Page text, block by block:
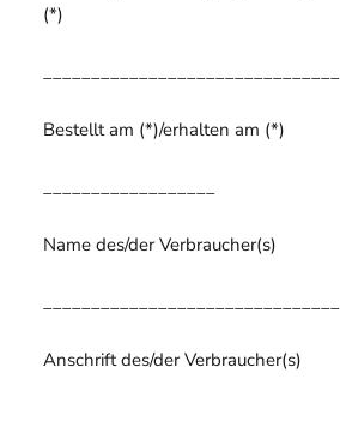
(*)
Bestellt am (*)/erhalten am (*)
Name des/der Verbraucher(s)
Anschrift des/der Verbraucher(s)